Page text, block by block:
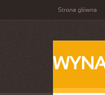
Strona główna